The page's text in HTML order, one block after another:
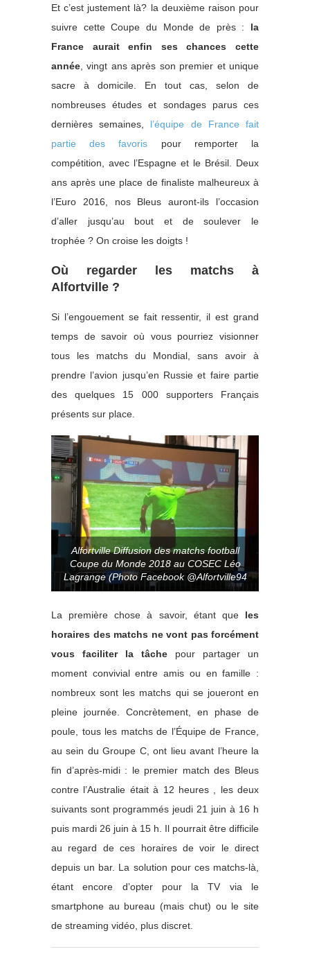
Et c’est justement là? la deuxième raison pour
suivre cette Coupe du Monde de près : la
France aurait enfin ses chances cette
année , vingt ans après son premier et unique
sacre à domicile. En tout cas, selon de
nombreuses études et sondages parus ces
dernières semaines,
l’équipe de France fait
partie des favoris pour remporter la
compétition, avec l’Espagne et le Brésil. Deux
ans après une place de finaliste malheureux à
l’Euro 2016, nos Bleus auront-ils l’occasion
d’aller jusqu’au bout et de soulever le
trophée ? On croise les doigts !
Où regarder les matchs à
Alfortville ?
Si l’engouement se fait ressentir, il est grand
temps de savoir où vous pourriez visionner
tous les matchs du Mondial, sans avoir à
prendre l’avion jusqu’en Russie et faire partie
des quelques 15 000 supporters Français
présents sur place.
Alfortville Diffusion des matchs football
Coupe du Monde 2018 au COSEC Léo
Lagrange (Photo Facebook @Alfortville94
La première chose à savoir, étant que les
horaires des matchs ne vont pas forcément
vous faciliter la tâche pour partager un
moment convivial entre amis ou en famille :
nombreux sont les matchs qui se joueront en
pleine journée. Concrètement, en phase de
poule, tous les matchs de l’Équipe de France,
au sein du Groupe C, ont lieu avant l’heure la
fin d’après-midi : le premier match des Bleus
contre l’Australie était à 12 heures , les deux
suivants sont programmés jeudi 21 juin à 16 h
puis mardi 26 juin à 15 h. Il pourrait être difficile
au regard de ces horaires de voir le direct
depuis un bar. La solution pour ces matchs-là,
étant encore d’opter pour la TV via le
smartphone au bureau (mais chut) ou le site
de streaming vidéo, plus discret.